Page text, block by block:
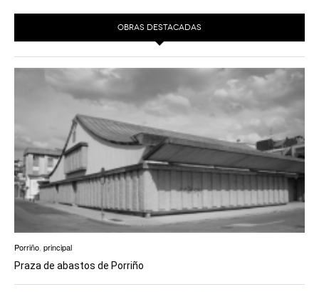
OBRAS DESTACADAS
Porriño principal
Praza de abastos de Porriño